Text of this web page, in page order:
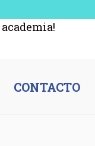
academia!
CONTACTO